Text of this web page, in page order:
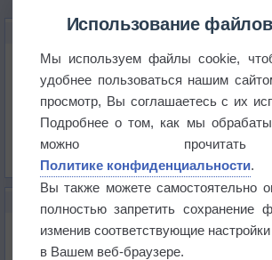
КАРТЫ ПОГОДЫ В ОФФЕНБУРГЕ
Температура
Давление
Осадки
Список всех карт
Космическая погода влияет на
Использование
Мы используем файлы cookie,
удобнее пользоваться нашим
просмотр, Вы соглашаетесь с их
Подробнее о том, как мы
можно
Политике конфиденциальности.
Вы также можете самостоятельно
полностью запретить сохранение
изменив соответствующие
в Вашем веб-браузере.